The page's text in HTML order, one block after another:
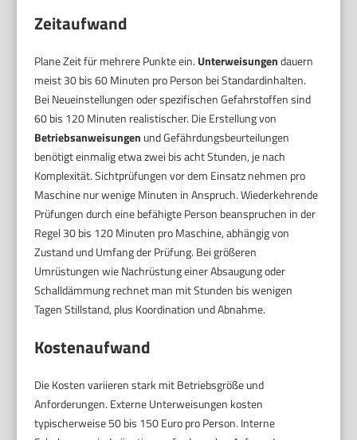
Zeitaufwand
Plane Zeit für mehrere Punkte ein. Unterweisungendauern
meist 30 bis 60 Minuten pro Person bei Standardinhalten.
Bei Neueinstellungen oder spezifischen Gefahrstoffen sind
60 bis 120 Minuten realistischer. Die Erstellung von
Betriebsanweisungen und Gefährdungsbeurteilungen
benötigt einmalig etwa zwei bis acht Stunden, je nach
Komplexität. Sichtprüfungen vor dem Einsatz nehmen pro
Maschine nur wenige Minuten in Anspruch. Wiederkehrende
Prüfungen durch eine befähigte Person beanspruchen in der
Regel 30 bis 120 Minuten pro Maschine, abhängig von
Zustand und Umfang der Prüfung. Bei größeren
Umrüstungen wie Nachrüstung einer Absaugung oder
Schalldämmung rechnet man mit Stunden bis wenigen
Tagen Stillstand, plus Koordination und Abnahme.
Kostenaufwand
Die Kosten variieren stark mit Betriebsgröße und
Anforderungen. Externe Unterweisungen kosten
typischerweise 50 bis 150 Euro pro Person. Interne